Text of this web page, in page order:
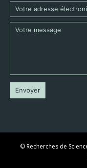
© Recherches de